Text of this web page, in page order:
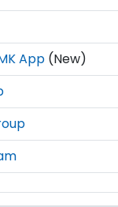
App (New)